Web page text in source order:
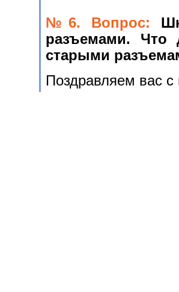
№6. Вопрос:
разъемами. Что
старыми
Поздравляем вас с